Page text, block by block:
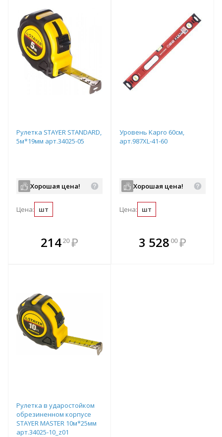
Рулетка STAYER STANDARD,
5м*19мм арт.34025-05
Хорошая цена!
Цена: шт
21420 ₽
В комплекте
всегда выгоднее!
Уровень Kapro 60см,
арт.987XL-41-60
Хорошая цена!
Цена: шт
В комплекте
всегда выгоднее!
3 528 00 ₽
Рулетка в ударостойком
обрезиненном корпусе
STAYER MASTER 10м*25мм
арт.34025-10_z01